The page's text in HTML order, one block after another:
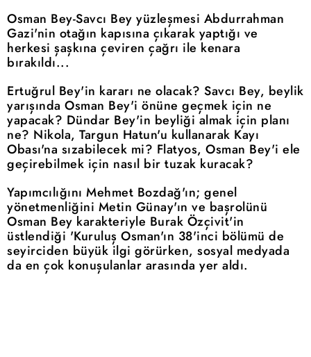
Osman Bey-Savcı Bey yüzleşmesi Abdurrahman
Gazi'nin otağın kapısına çıkarak yaptığı ve
herkesi şaşkına çeviren çağrı ile kenara
bırakıldı...
Ertuğrul Bey'in kararı ne olacak? Savcı Bey, beylik
yarışında Osman Bey'i önüne geçmek için ne
yapacak? Dündar Bey'in beyliği almak için planı
ne? Nikola, Targun Hatun'u kullanarak Kayı
Obası'na sızabilecek mi? Flatyos, Osman Bey'i ele
geçirebilmek için nasıl bir tuzak kuracak?
Yapımcılığını Mehmet Bozdağ'ın; genel
yönetmenliğini Metin Günay'ın ve başrolünü
Osman Bey karakteriyle Burak Özçivit'in
üstlendiği 'Kuruluş Osman'ın 38'inci bölümü de
seyirciden büyük ilgi görürken, sosyal medyada
da en çok konuşulanlar arasında yer aldı.